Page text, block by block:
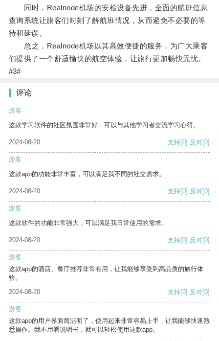
同时，Realnode机场的安检设备先进，全面的航班信息
查询系统让旅客们时刻了解航班情况，从而避免不必要的等
待和延误。
总之，Realnode机场以其高效便捷的服务，为广大乘客
们提供了一个舒适愉快的航空体验，让旅行更加畅快无忧。
#3#
评论
游客
这款学习软件的社区氛围非常好，可以与其他学习者交流学习心得。
2024-08-20 支持[0] 反对[0]
游客
这款app的功能非常丰富，可以满足我不同的社交需求。
2024-08-20 支持[0] 反对[0]
游客
这款软件的功能非常强大，可以满足我日常使用的需求。
2024-08-20 支持[0] 反对[0]
游客
这款app的酒店、餐厅推荐非常有用，让我能够享受到高品质的旅行体
验。
2024-08-20
支持[0] 反对[0]
游客
这款app的用户界面简洁明了，使用起来非常容易上手，让我能够快速熟
悉操作。我不用看说明书，就可以轻松使用这款app。